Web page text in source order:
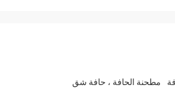
مطحنة الحافة ، حافة شق